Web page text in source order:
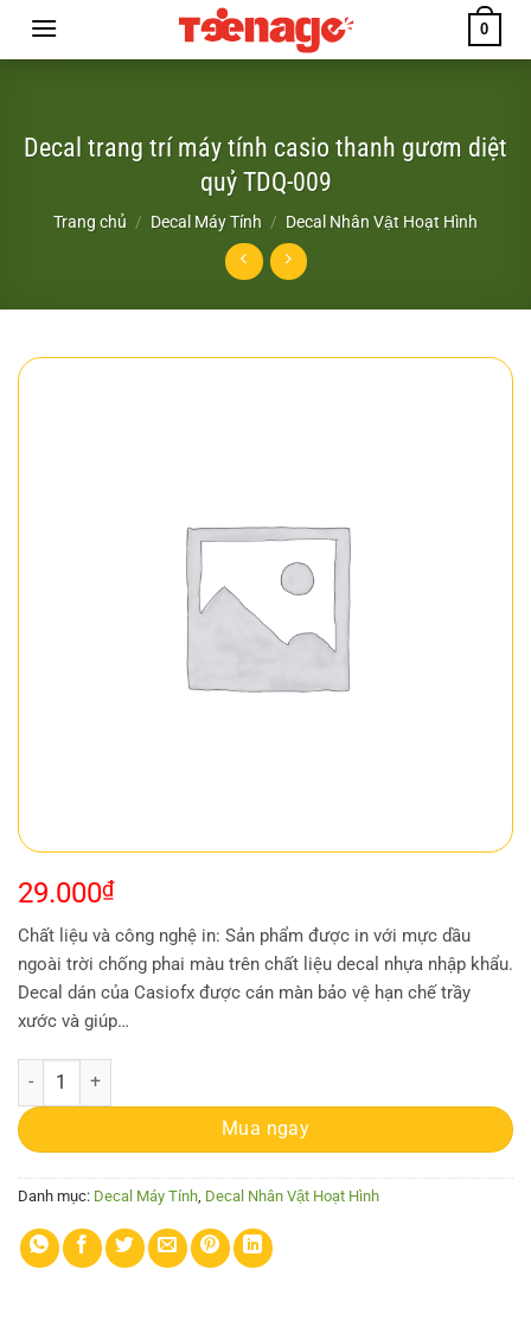
0
Decal trang trí máy tính casio thanh gươm diệt
quỷ TDQ-009
Trang chủ / Decal Máy Tính / Decal Nhân Vật Hoạt Hình
29.000₫
Chất liệu và công nghệ in: Sản phẩm được in với mực dầu
ngoài trời chống phai màu trên chất liệu decal nhựa nhập khẩu.
Decal dán của Casiofx được cán màn bảo vệ hạn chế trầy
xước và giúp…
Decal trang trí máy tính casio thanh gươm diệt quỷ TDQ-009 số lượng
Mua ngay
Danh mục: Decal Máy Tính Decal Nhân Vật Hoạt Hình